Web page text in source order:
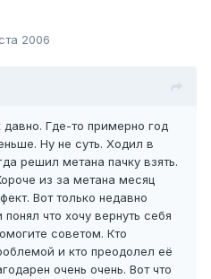
2006
Где-то примерно год
Ну не суть. Ходил в
решил метана пачку взять.
из за метана месяц
Вот только недавно
что хочу вернуть себя
советом. Кто
и кто преодолел её
очень очень. Вот что